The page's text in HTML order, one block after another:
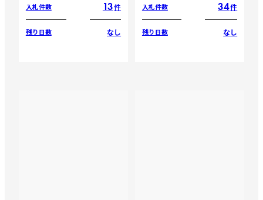
入札件数 13件
残り日数 なし
入札件数 34件
残り日数 なし